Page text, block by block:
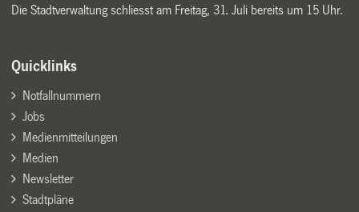
Die Stadtverwaltung schliesst am Freitag, 31. Juli bereits um 15 Uhr.
Quicklinks
Notfallnummern
Jobs
Medienmitteilungen
Medien
Newsletter
Stadtpläne